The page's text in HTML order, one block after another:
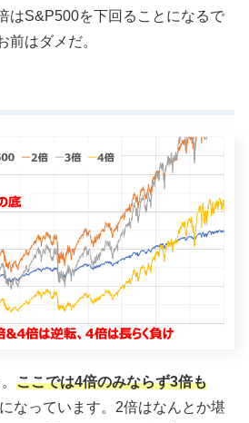
はS&P500を下回ることになるで
前はダメだ。
ここでは4倍のみならず3倍も
なっています。2倍はなんとか堪